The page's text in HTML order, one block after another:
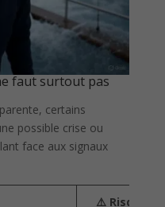
faut surtout pas
certains
possible crise ou
face aux signaux
⚠️ Risque